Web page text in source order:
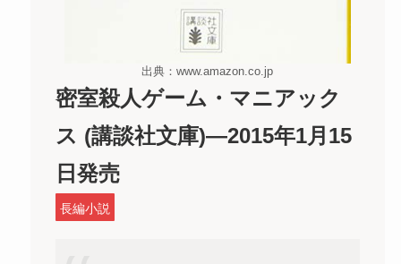
出典：www.amazon.co.jp
密室殺人ゲーム・マニアック
ス (講談社文庫)―2015年1月15
日発売
長編小説